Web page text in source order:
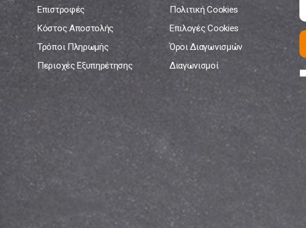
Επιστροφές
Κόστος Αποστολής
Τρόποι Πληρωμής
Περιοχές Εξυπηρέτησης
Πολιτική Cookies
Επιλογές Cookies
Όροι Διαγωνισμών
Διαγωνισμοί